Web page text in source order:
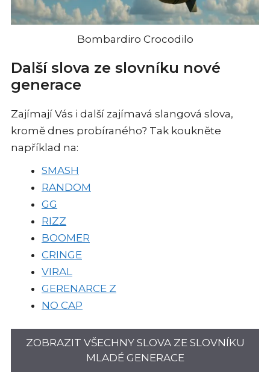
Bombardiro Crocodilo
Další slova ze slovníku nové
generace
Zajímají Vás i další zajímavá slangová slova,
kromě dnes probíraného? Tak koukněte
například na:
SMASH
RANDOM
GG
RIZZ
BOOMER
CRINGE
VIRAL
GERENARCE Z
NO CAP
ZOBRAZIT VŠECHNY SLOVA ZE SLOVNÍKU
MLADÉ GENERACE